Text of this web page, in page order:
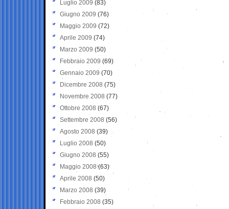
Luglio 2009 (83)
Giugno 2009 (76)
Maggio 2009 (72)
Aprile 2009 (74)
Marzo 2009 (50)
Febbraio 2009 (69)
Gennaio 2009 (70)
Dicembre 2008 (75)
Novembre 2008 (77)
Ottobre 2008 (67)
Settembre 2008 (56)
Agosto 2008 (39)
Luglio 2008 (50)
Giugno 2008 (55)
Maggio 2008(63)
Aprile 2008 (50)
Marzo 2008 (39)
Febbraio 2008 (35)